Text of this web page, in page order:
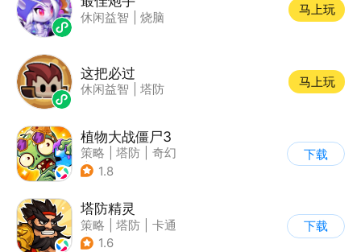
休闲益智 烧脑
马上玩
这把必过
休闲益智 塔防
马上玩
植物大战僵尸3
策略 塔防
奇幻
| 开放世界
1.8
下载
塔防精灵
策略 塔防
卡通
| 自走棋
1.6
下载